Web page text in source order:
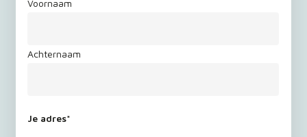
Voornaam
Achternaam
Je adres*